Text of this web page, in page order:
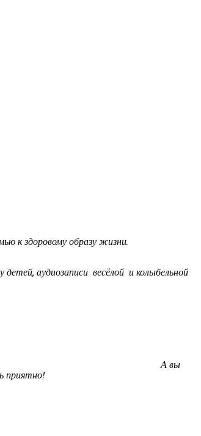
к здоровому образу жизни.
аудиозаписи весёлой и колыбельной
ко мне пришли! А вы
быть приятно!